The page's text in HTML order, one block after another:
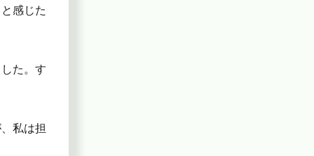
感じた
た。す
私は担